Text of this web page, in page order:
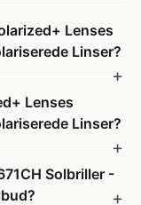
Lenses
Linser?
Lenses
Linser?
Solbriller -